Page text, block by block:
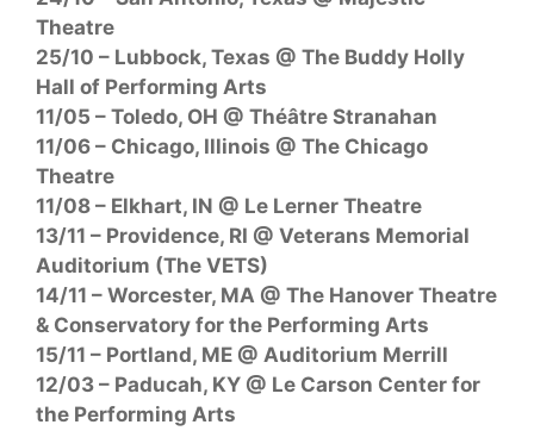
Theatre
25/10 – Lubbock, Texas @ The Buddy Holly
Hall of Performing Arts
11/05 – Toledo, OH @ Théâtre Stranahan
11/06 – Chicago, Illinois @ The Chicago
Theatre
11/08 – Elkhart, IN @ Le Lerner Theatre
13/11 – Providence, RI @ Veterans Memorial
Auditorium (The VETS)
14/11 – Worcester, MA @ The Hanover Theatre
& Conservatory for the Performing Arts
15/11 – Portland, ME @ Auditorium Merrill
12/03 – Paducah, KY @ Le Carson Center for
the Performing Arts